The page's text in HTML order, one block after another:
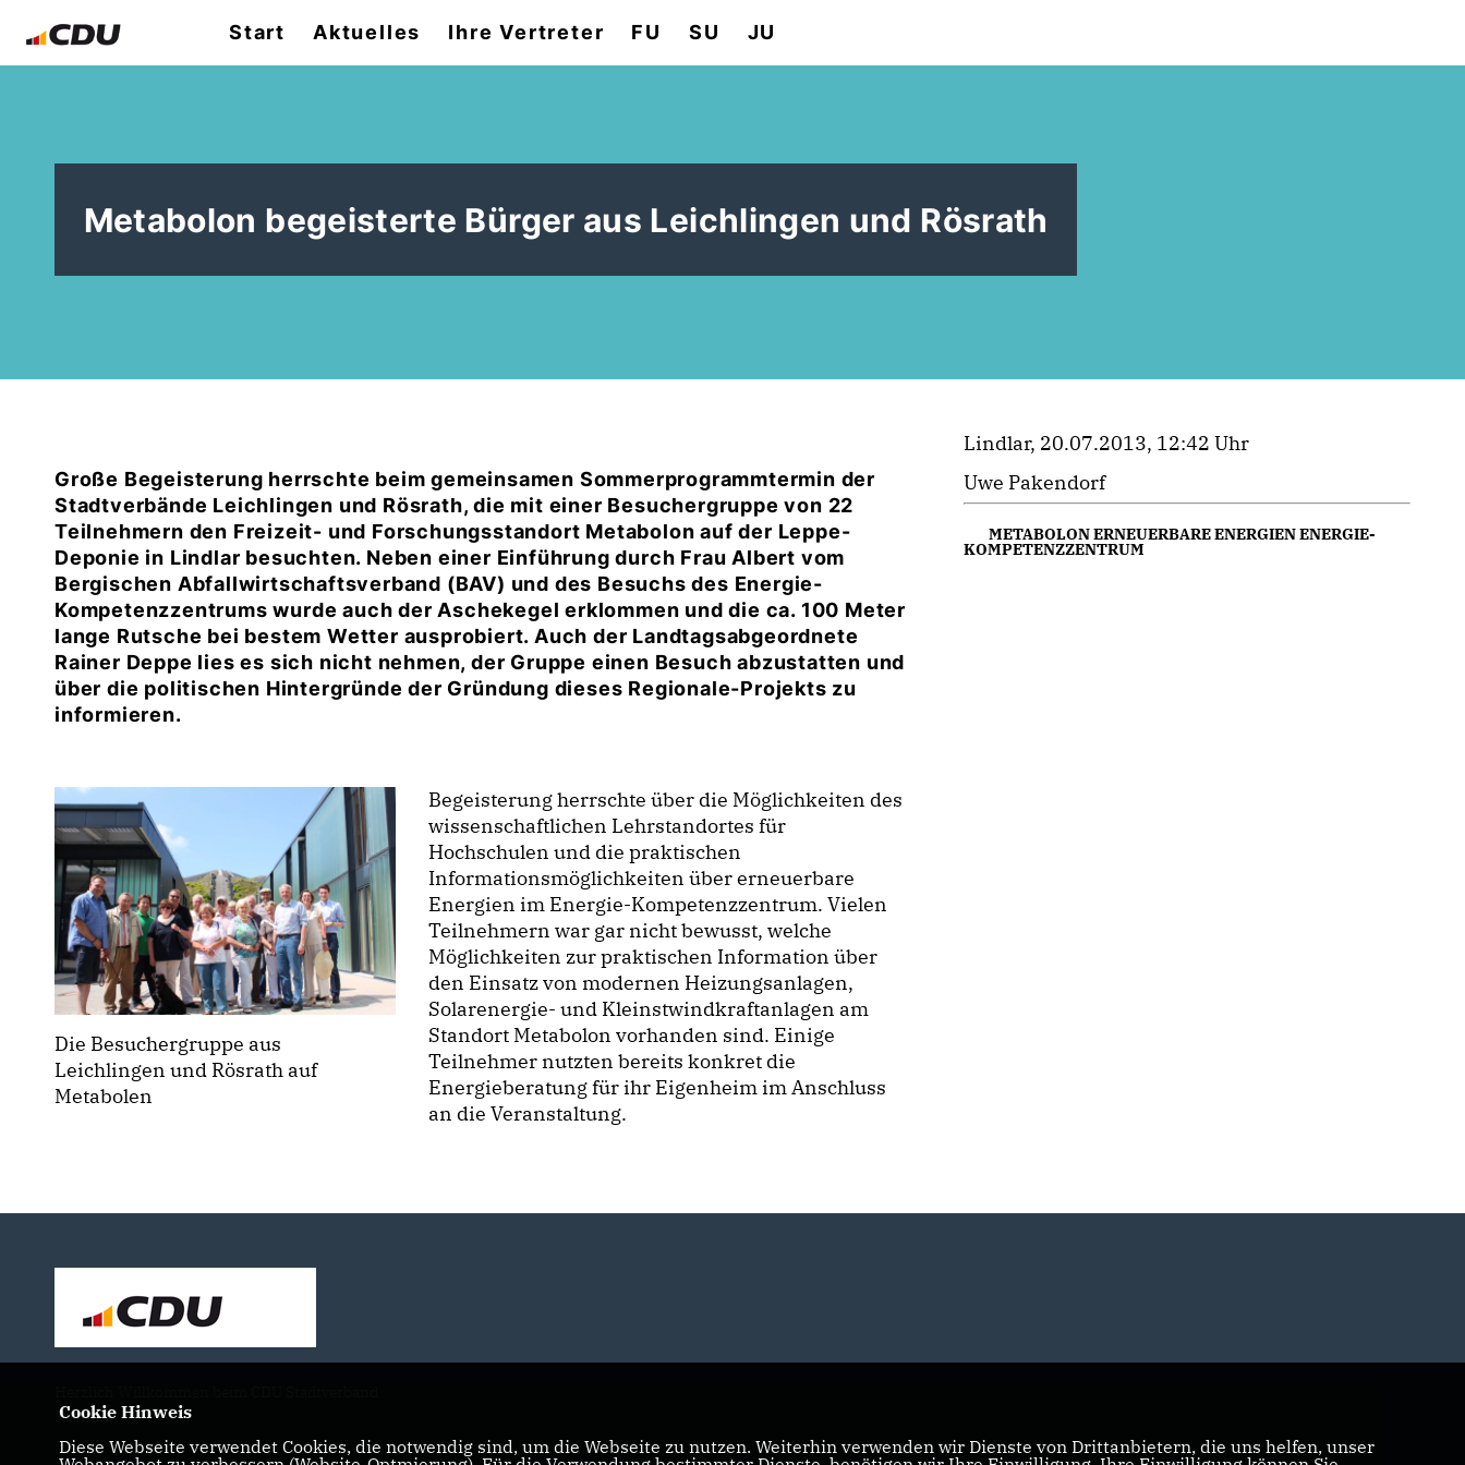
Start Aktuelles Ihre Vertreter FU SU JU
Metabolon begeisterte Bürger aus Leichlingen und Rösrath
Große Begeisterung herrschte beim gemeinsamen Sommerprogrammtermin der
Stadtverbände Leichlingen und Rösrath, die mit einer Besuchergruppe von 22
Teilnehmern den Freizeit- und Forschungsstandort Metabolon auf der Leppe-
Deponie in Lindlar besuchten. Neben einer Einführung durch Frau Albert vom
Bergischen Abfallwirtschaftsverband (BAV) und des Besuchs des Energie-
Kompetenzzentrums wurde auch der Aschekegel erklommen und die ca. 100 Meter
lange Rutsche bei bestem Wetter ausprobiert. Auch der Landtagsabgeordnete
Rainer Deppe lies es sich nicht nehmen, der Gruppe einen Besuch abzustatten und
über die politischen Hintergründe der Gründung dieses Regionale-Projekts zu
informieren.
Die Besuchergruppe aus
Leichlingen und Rösrath auf
Metabolen
Begeisterung herrschte über die Möglichkeiten des
wissenschaftlichen Lehrstandortes für
Hochschulen und die praktischen
Informationsmöglichkeiten über erneuerbare
Energien im Energie-Kompetenzzentrum. Vielen
Teilnehmern war gar nicht bewusst, welche
Möglichkeiten zur praktischen Information über
den Einsatz von modernen Heizungsanlagen,
Solarenergie- und Kleinstwindkraftanlagen am
Standort Metabolon vorhanden sind. Einige
Teilnehmer nutzten bereits konkret die
Energieberatung für ihr Eigenheim im Anschluss
an die Veranstaltung.
Lindlar, 20.07.2013, 12:42 Uhr
Uwe Pakendorf
METABOLON ERNEUERBARE ENERGIEN ENERGIE-
KOMPETENZZENTRUM
Rösrath
Cookie Hinweis
Diese Webseite verwendet Cookies, die notwendig sind, um die Webseite zu nutzen. Weiterhin verwenden wir Dienste von Drittanbietern, die uns helfen, unser